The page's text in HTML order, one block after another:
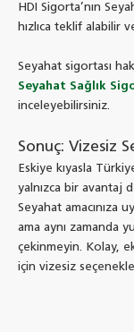
HDI Sigorta’nın
hızlıca teklif alabilir
Seyahat sigortası
Seyahat Sağlık
inceleyebilirsiniz.
Sonuç: Vizesiz
Eskiye kıyasla
yalnızca bir avantaj
Seyahat amacınıza
ama aynı zamanda
çekinmeyin. Kolay,
için vizesiz